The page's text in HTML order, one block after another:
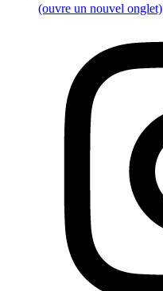
(ouvre un nouvel onglet)